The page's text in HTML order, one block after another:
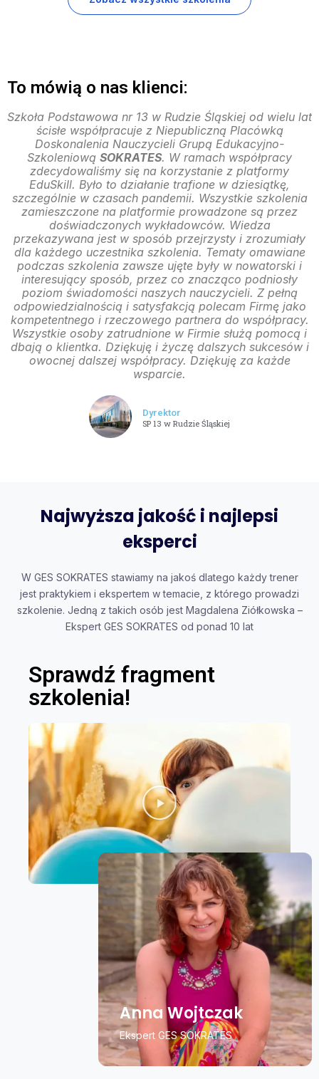
To mówią o nas klienci:
Szkoła Podstawowa nr 13 w Rudzie Śląskiej od wielu lat
ścisłe współpracuje z Niepubliczną Placówką
Doskonalenia Nauczycieli Grupą Edukacyjno-
Szkoleniową SOKRATES. W ramach współpracy
zdecydowaliśmy się na korzystanie z platformy
EduSkill. Było to działanie trafione w dziesiątkę,
szczególnie w czasach pandemii. Wszystkie szkolenia
zamieszczone na platformie prowadzone są przez
doświadczonych wykładowców. Wiedza
przekazywana jest w sposób przejrzysty i zrozumiały
dla każdego uczestnika szkolenia. Tematy omawiane
podczas szkolenia zawsze ujęte były w nowatorski i
interesujący sposób, przez co znacząco podniosły
poziom świadomości naszych nauczycieli. Z pełną
odpowiedzialnością i satysfakcją polecam Firmę jako
kompetentnego i rzeczowego partnera do współpracy.
Wszystkie osoby zatrudnione w Firmie służą pomocą i
dbają o klientka. Dziękuję i życzę dalszych sukcesów i
owocnej dalszej współpracy. Dziękuję za każde
wsparcie.
Dyrektor
SP 13 w Rudzie Śląskiej
Najwyższa jakość i najlepsi
eksperci
W GES SOKRATES stawiamy na jakoś dlatego każdy trener
jest praktykiem i ekspertem w temacie, z którego prowadzi
szkolenie. Jedną z takich osób jest Magdalena Ziółkowska –
Ekspert GES SOKRATES od ponad 10 lat
Sprawdź fragment
szkolenia!
Anna Wojtczak
Ekspert GES SOKRATES